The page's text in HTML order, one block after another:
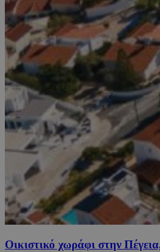
Οικιστικό χωράφι στην